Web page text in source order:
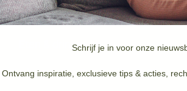
Schrijf je in voor onze
Ontvang inspiratie, exclusieve tips & acties,
Eten & drinken Verzorging
Merken Doopsuiker &